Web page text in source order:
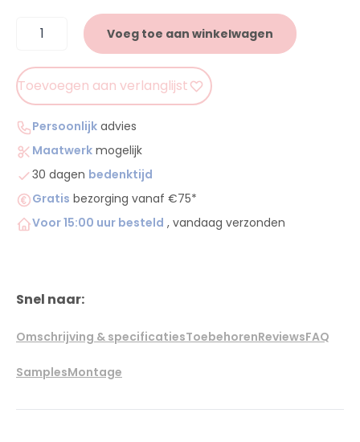
Aantal Voeg toe aan winkelwagen
Toevoegen aan verlanglijst
Persoonlijk advies
Maatwerk mogelijk
30 dagen bedenktijd
Gratis bezorging vanaf €75*
Voor 15:00 uur besteld , vandaag verzonden
Snel naar:
Omschrijving & specificatiesToebehorenReviewsFAQ
SamplesMontage